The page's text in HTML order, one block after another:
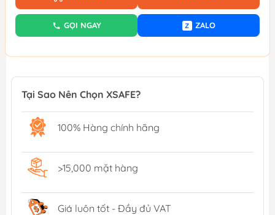
GỌI NGAY Z ZALO
Tại Sao Nên Chọn XSAFE?
100% Hàng chính hãng
>15,000 mặt hàng
Giá luôn tốt - Đầy đủ VAT